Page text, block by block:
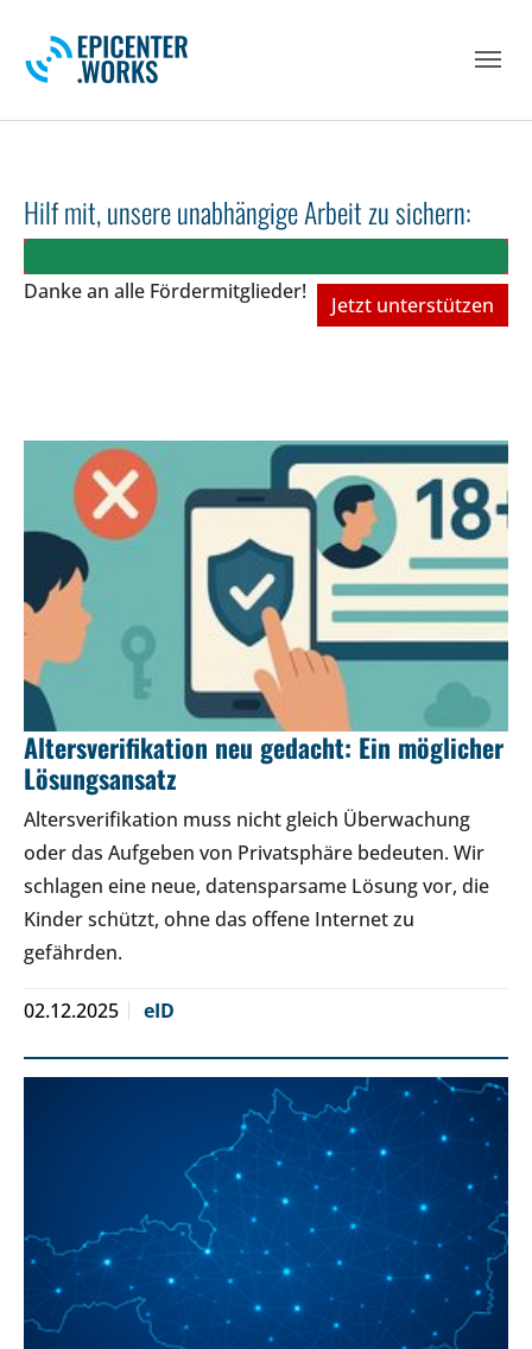
Hilf mit, unsere unabhängige Arbeit zu sichern:
Danke an alle Fördermitglieder!
Jetzt unterstützen
Altersverifikation neu gedacht: Ein möglicher
Lösungsansatz
Altersverifikation muss nicht gleich Überwachung
oder das Aufgeben von Privatsphäre bedeuten. Wir
schlagen eine neue, datensparsame Lösung vor, die
Kinder schützt, ohne das offene Internet zu
gefährden.
02.12.2025 eID